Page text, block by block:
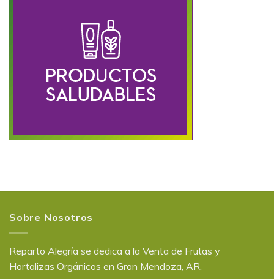
Sobre Nosotros
Reparto Alegría se dedica a la Venta de Frutas y
Hortalizas Orgánicos en Gran Mendoza, AR.